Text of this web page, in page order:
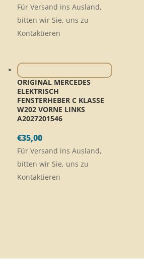
Für Versand ins Ausland,
bitten wir Sie, uns zu
Kontaktieren
ORIGINAL MERCEDES
ELEKTRISCH
FENSTERHEBER C KLASSE
W202 VORNE LINKS
A2027201546
€35,00
Für Versand ins Ausland,
bitten wir Sie, uns zu
Kontaktieren